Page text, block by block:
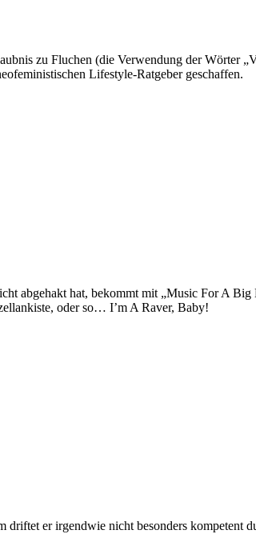
zu Fluchen (die Verwendung der Wörter
Lifestyle-Ratgeber geschaffen.
abgehakt hat, bekommt mit „Music For A
oder so… I’m A Raver, Baby!
er irgendwie nicht besonders kompetent